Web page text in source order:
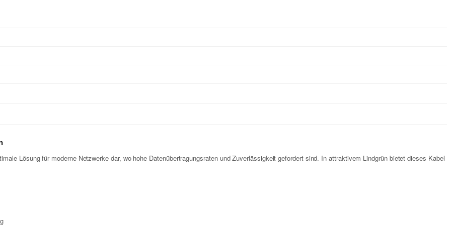
Lösung für moderne Netzwerke dar, wo hohe Datenübertragungsraten und Zuverlässigkeit gefordert sind. In attraktivem Lindgrün bietet dieses Kabel